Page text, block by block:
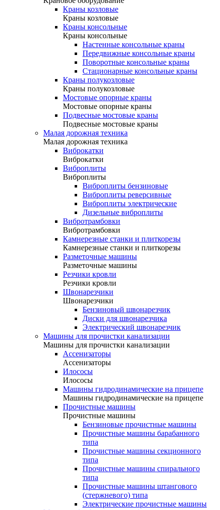
Краны козловые
Краны козловые
Краны консольные
Краны консольные
Настенные консольные краны
Передвижные консольные краны
Поворотные консольные краны
Стационарные консольные краны
Краны полукозловые
Краны полукозловые
Мостовые опорные краны
Мостовые опорные краны
Подвесные мостовые краны
Подвесные мостовые краны
Малая дорожная техника
Малая дорожная техника
Виброкатки
Виброкатки
Виброплиты
Виброплиты
Виброплиты бензиновые
Виброплиты реверсивные
Виброплиты электрические
Дизельные виброплиты
Вибротрамбовки
Вибротрамбовки
Камнерезные станки и плиткорезы
Камнерезные станки и плиткорезы
Разметочные машины
Разметочные машины
Резчики кровли
Резчики кровли
Швонарезчики
Швонарезчики
Бензиновый швонарезчик
Диски для швонарезчика
Электрический швонарезчик
Машины для прочистки канализации
Машины для прочистки канализации
Ассенизаторы
Ассенизаторы
Илососы
Илососы
Машины гидродинамические на прицепе
Машины гидродинамические на прицепе
Прочистные машины
Прочистные машины
Бензиновые прочистные машины
Прочистные машины барабанного
типа
Прочистные машины секционного
типа
Прочистные машины спирального
типа
Прочистные машины штангового
(стержневого) типа
Электрические прочистные машины